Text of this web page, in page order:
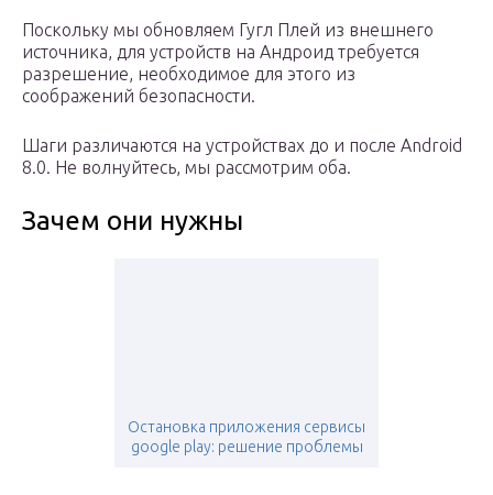
Поскольку мы обновляем Гугл Плей из внешнего
источника, для устройств на Андроид требуется
разрешение, необходимое для этого из
соображений безопасности.
Шаги различаются на устройствах до и после Android
8.0. Не волнуйтесь, мы рассмотрим оба.
Зачем они нужны
Остановка приложения сервисы
google play: решение проблемы